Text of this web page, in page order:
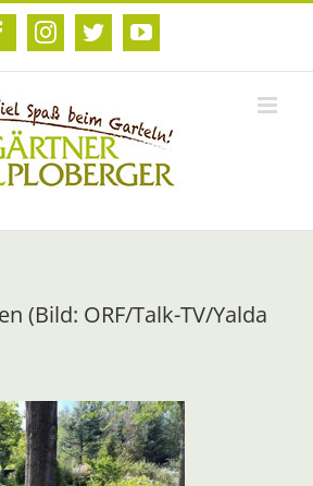
Instagram
TwitterYouTube
(Bild: ORF/Talk-TV/Yalda